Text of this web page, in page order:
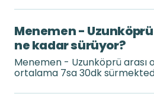
Menemen -
ne kadar sürüyor?
Menemen - Uzunköprü arası
ortalama 7sa 30dk